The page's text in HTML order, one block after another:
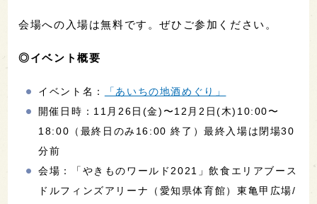
会場への入場は無料です。ぜひご参加ください。
◎イベント概要
イベント名：
「あいちの地酒めぐり」
開催日時：11月26日(金)〜12月2日(木)10:00〜
18:00（最終日のみ16:00 終了）最終入場は閉場30
分前
会場：「やきものワールド2021」飲食エリアブース
ドルフィンズアリーナ（愛知県体育館）東亀甲広場/